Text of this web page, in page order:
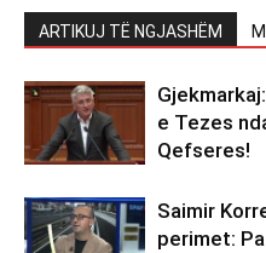
ARTIKUJ TË NGJASHËM
e Tezes
Qefseres!
Saimir
perimet: